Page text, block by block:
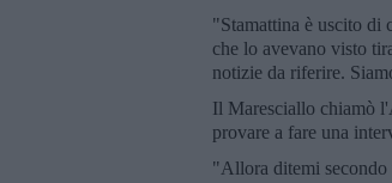
"Stamattina è uscito di
che lo avevano visto
notizie da riferire.
Il Maresciallo chiamò
provare a fare una
"Allora ditemi